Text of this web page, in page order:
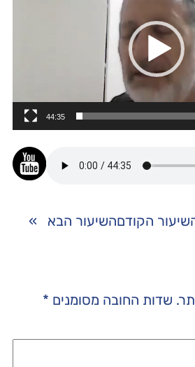
44:35
הקודםהשיעור הבא »
שדות החובה מסומנים *